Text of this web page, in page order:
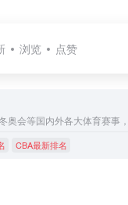
浏览 点赞
CBA最新排名